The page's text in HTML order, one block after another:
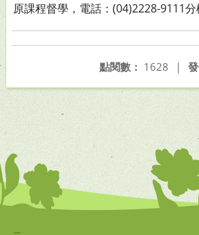
原課程督學，電話：(04)2228-9111分
點閱數： 1628 |